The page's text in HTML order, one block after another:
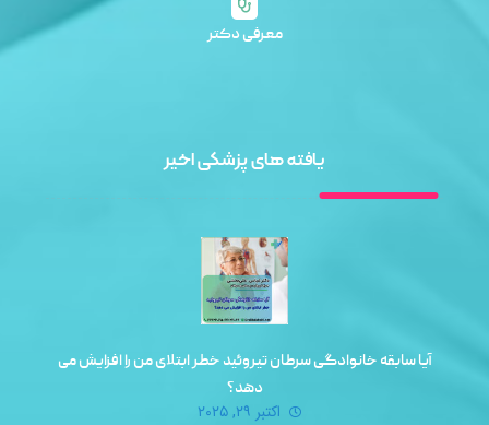
معرفی دکتر
یافته های پزشکی اخیر
آیا سابقه خانوادگی سرطان تیروئید خطر ابتلای من را افزایش می‌
دهد؟
اکتبر ۲۹, ۲۰۲۵